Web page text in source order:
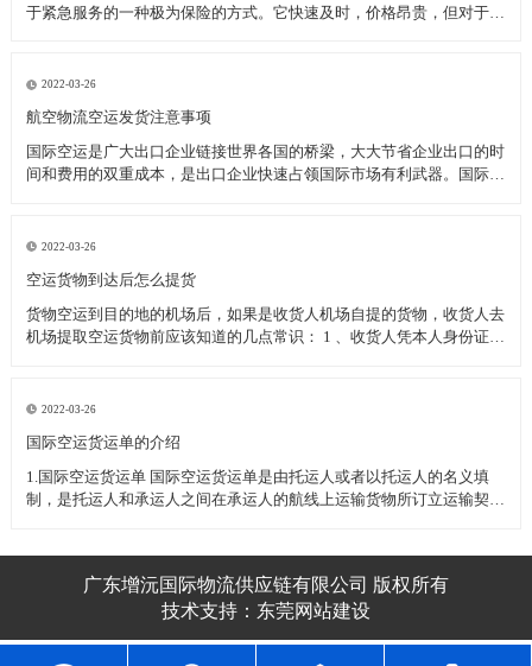
于紧急服务的一种极为保险的方式。它快速及时，价格昂贵，但对于致
因为空中较少受自然
2022-03-26
航空物流空运发货注意事项
国际空运是广大出口企业链接世界各国的桥梁，大大节省企业出口的时
间和费用的双重成本，是出口企业快速占领国际市场有利武器。国际空
动植物检疫
2022-03-26
空运货物到达后怎么提货
货物空运到目的地的机场后，如果是收货人机场自提的货物，收货人去
机场提取空运货物前应该知道的几点常识： 1 、收货人凭本人身份证或
代为2022-03-26
​国际空运货运单的介绍
1.国际空运货运单 国际空运货运单是由托运人或者以托运人的名义填
制，是托运人和承运人之间在承运人的航线上运输货物所订立运输契约
广东增沅国际物流供应链有限公司 版权所有
技术支持： 东莞网站建设​